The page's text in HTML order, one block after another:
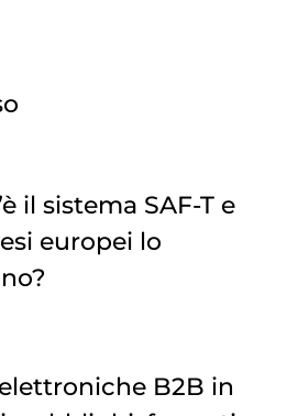
il sistema SAF-T e
europei lo
B2B in